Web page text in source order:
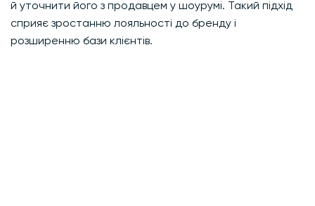
й уточнити його з продавцем у шоурумі. Такий підхід
сприяє зростанню лояльності до бренду і
розширенню бази клієнтів.